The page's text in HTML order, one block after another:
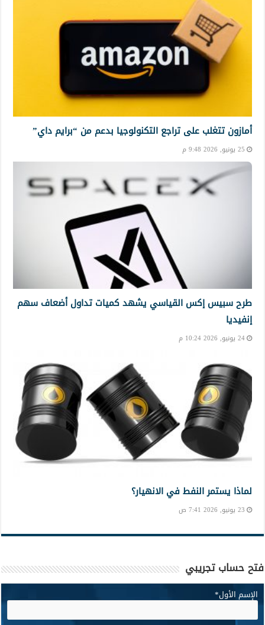
أمازون تتغلب على تراجع التكنولوجيا بدعم من “برايم داي”
25 يونيو, 2026 9:48 م
طرح سبيس إكس القياسي يشهد كميات تداول أضعاف سهم
إنفيديا
24 يونيو, 2026 10:24 م
لماذا يستمر النفط في الانهيار؟
23 يونيو, 2026 7:41 ص
فتح حساب تجريبي
الإسم الأول*